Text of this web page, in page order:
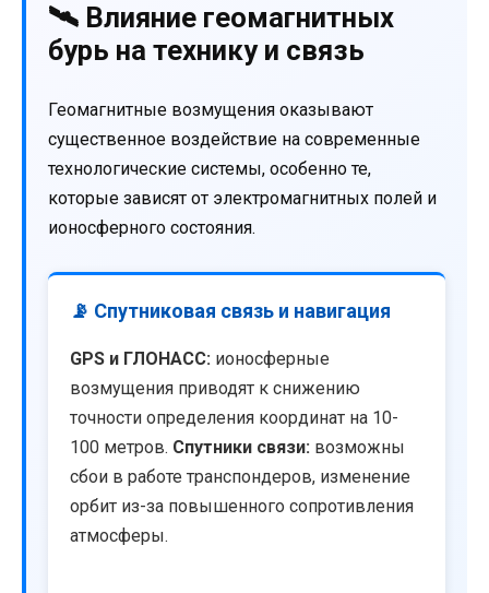
🛰️ Влияние геомагнитных
бурь на технику и связь
Геомагнитные возмущения оказывают
существенное воздействие на современные
технологические системы, особенно те,
которые зависят от электромагнитных полей и
ионосферного состояния.
📡 Спутниковая связь и навигация
GPS и ГЛОНАСС: ионосферные
возмущения приводят к снижению
точности определения координат на 10-
100 метров. Спутники связи: возможны
сбои в работе транспондеров, изменение
орбит из-за повышенного сопротивления
атмосферы.